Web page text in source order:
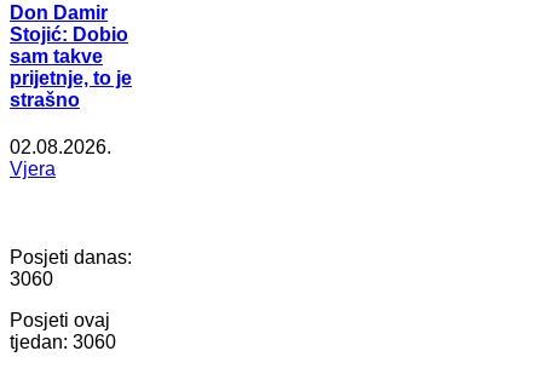
Don Damir
Stojić: Dobio
sam takve
prijetnje, to je
strašno
02.08.2026.
Vjera
Posjeti danas:
3060
Posjeti ovaj
tjedan: 3060